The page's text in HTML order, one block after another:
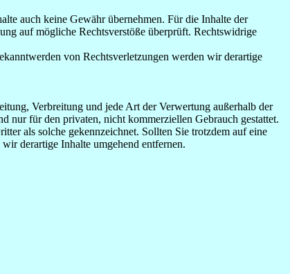
auch keine Gewähr übernehmen. Für die Inhalte der
auf mögliche Rechtsverstöße überprüft. Rechtswidrige
von Rechtsverletzungen werden wir derartige
Verbreitung und jede Art der Verwertung außerhalb der
nur für den privaten, nicht kommerziellen Gebrauch gestattet.
als solche gekennzeichnet. Sollten Sie trotzdem auf eine
derartige Inhalte umgehend entfernen.